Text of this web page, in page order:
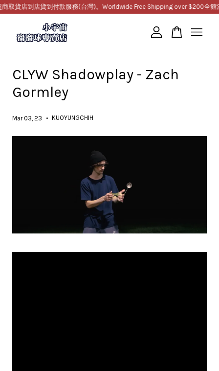
取貨店到店貨到付款服務(台灣)。Worldwide Free Shipping over $200全館
CLYW Shadowplay - Zach
Gormley
Mar 03, 23 • KUOYUNGCHIH
繼續購物